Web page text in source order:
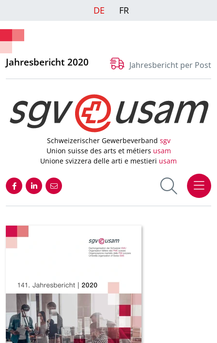
DE FR
Jahresbericht 2020 Jahresbericht per Post
Schweizerischer Gewerbeverband sgv
Union suisse des arts et métiers usam
Unione svizzera delle arti e mestieri usam